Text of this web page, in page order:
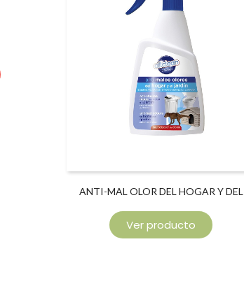
ANTI-MAL OLOR DEL HOGAR Y DEL
JARDIN
Ver producto